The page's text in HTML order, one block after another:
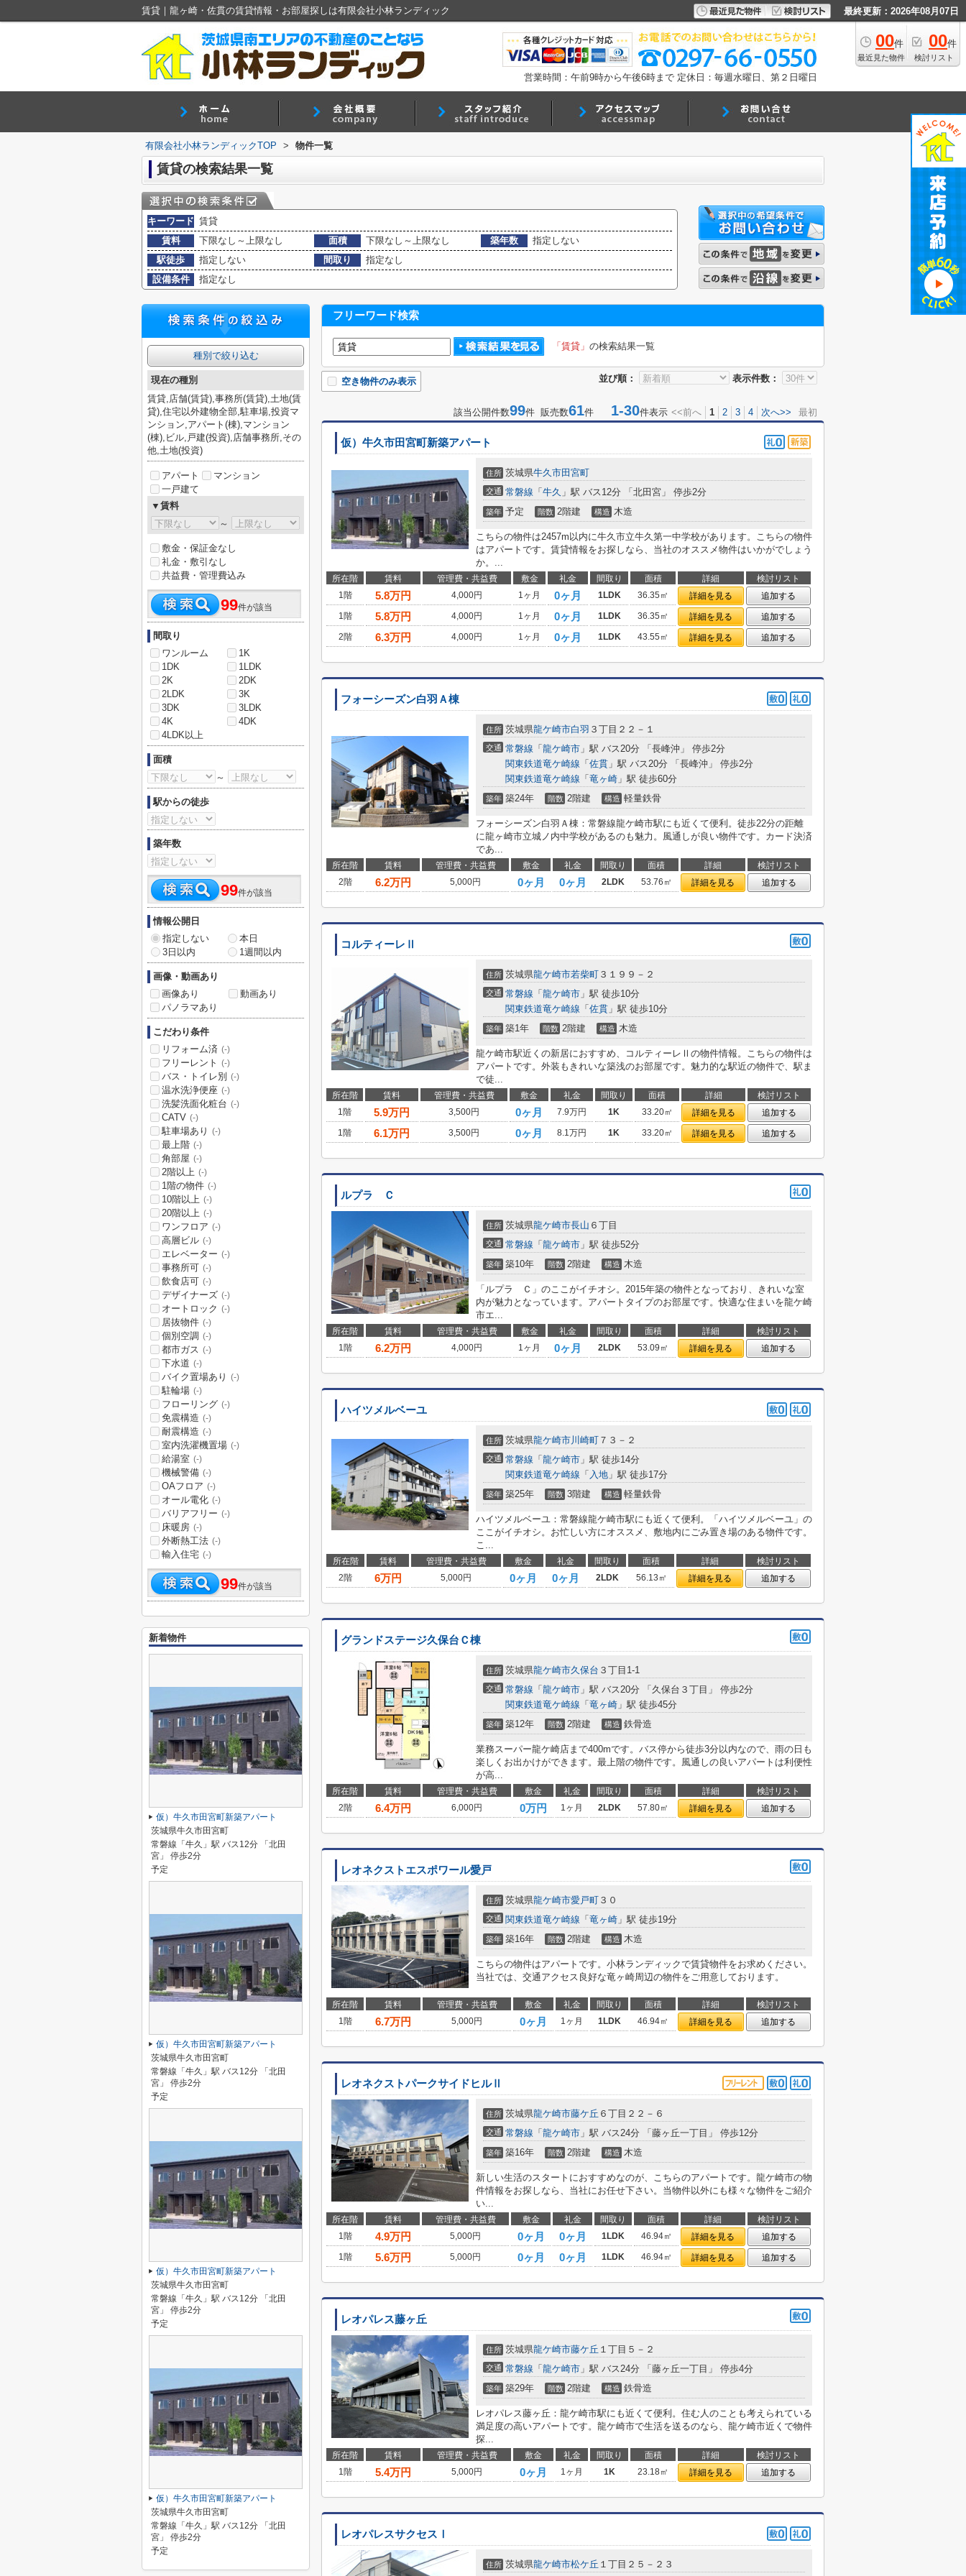
賃貸｜龍ヶ崎・佐貫の賃貸情報・お部屋探しは有限会社小林ランディック 最終更新：2026年08月07日
00件
最近見た物件
00件
検討リスト
営業時間：午前9時から午後6時まで 定休日：毎週水曜日、第２日曜日
有限会社小林ランディックTOP > 物件一覧
賃貸の検索結果一覧
キーワード 賃貸
賃料
下限なし～上限なし 面積 下限なし～上限なし 築年数
指定しない
駅徒歩
指定しない 間取り
指定なし
設備条件
指定なし
フリーワード検索
「賃貸」 の検索結果一覧
並び順： 表示件数：
空き物件のみ表示
該当公開件数99件 販売数61件 1-30件表示 <<前へ 1 2 3 4 次へ>> 最初
仮）牛久市田宮町新築アパート
住所 茨城県牛久市田宮町
交通 常磐線 「 牛久 」駅 バス12分 「北田宮」 停歩2分
築年 予定 階数 2階建 構造 木造
こちらの物件は2457m以内に牛久市立牛久第一中学校があります。こちらの物件
はアパートです。賃貸情報をお探しなら、当社のオススメ物件はいかがでしょう
か。...
所在階 賃料 管理費・共益費 敷金 礼金 間取り 面積 詳細
検討リスト
1階
5.8万円 4,000円 1ヶ月 0ヶ月 1LDK 36.35㎡ 詳細を見る
追加する
1階
5.8万円 4,000円 1ヶ月 0ヶ月 1LDK 36.35㎡ 詳細を見る
追加する
2階
6.3万円 4,000円 1ヶ月 0ヶ月 1LDK 43.55㎡ 詳細を見る 追加する
フォーシーズン白羽Ａ棟
住所 茨城県龍ケ崎市白羽 ３丁目２２－１
交通 常磐線 「 龍ケ崎市 」駅 バス20分 「長峰沖」 停歩2分
関東鉄道竜ケ崎線 「 佐貫 」駅 バス20分 「長峰沖」 停歩2分
関東鉄道竜ケ崎線 「 竜ヶ崎 」駅 徒歩60分
築年 築24年 階数 2階建 構造 軽量鉄骨
フォーシーズン白羽Ａ棟：常磐線龍ケ崎市駅にも近くて便利。徒歩22分の距離
に龍ヶ崎市立城ノ内中学校があるのも魅力。風通しが良い物件です。カード決済
であ...
所在階 賃料 管理費・共益費 敷金 礼金 間取り 面積 詳細
検討リスト
2階
6.2万円 5,000円 0ヶ月 0ヶ月 2LDK 53.76㎡ 詳細を見る 追加する
コルティーレⅡ
住所 茨城県龍ケ崎市若柴町 ３１９９－２
交通 常磐線 「 龍ケ崎市 」駅 徒歩10分
関東鉄道竜ケ崎線 「 佐貫 」駅 徒歩10分
築年 築1年 階数 2階建 構造 木造
龍ケ崎市駅近くの新居におすすめ、コルティーレⅡの物件情報。こちらの物件は
アパートです。外装もきれいな築浅のお部屋です。魅力的な駅近の物件で、駅ま
で徒...
所在階 賃料 管理費・共益費 敷金 礼金 間取り 面積 詳細
検討リスト
1階
5.9万円 3,500円 0ヶ月 7.9万円 1K 33.20㎡ 詳細を見る
追加する
1階
6.1万円 3,500円 0ヶ月 8.1万円 1K 33.20㎡ 詳細を見る 追加する
ルプラ Ｃ
住所 茨城県龍ケ崎市長山 ６丁目
交通 常磐線 「 龍ケ崎市 」駅 徒歩52分
築年 築10年 階数 2階建 構造 木造
「ルプラ Ｃ」のここがイチオシ。2015年築の物件となっており、きれいな室
内が魅力となっています。アパートタイプのお部屋です。快適な住まいを龍ケ崎
市エ...
所在階 賃料 管理費・共益費 敷金 礼金 間取り 面積 詳細
検討リスト
1階
6.2万円 4,000円 1ヶ月 0ヶ月 2LDK 53.09㎡ 詳細を見る 追加する
ハイツメルベーユ
住所 茨城県龍ケ崎市川崎町 ７３－２
交通 常磐線 「 龍ケ崎市 」駅 徒歩14分
関東鉄道竜ケ崎線 「 入地 」駅 徒歩17分
築年 築25年 階数 3階建 構造 軽量鉄骨
ハイツメルベーユ：常磐線龍ケ崎市駅にも近くて便利。「ハイツメルベーユ」の
ここがイチオシ。お忙しい方にオススメ、敷地内にごみ置き場のある物件です。
こ...
所在階 賃料 管理費・共益費 敷金 礼金 間取り 面積 詳細
検討リスト
2階
6万円 5,000円 0ヶ月 0ヶ月 2LDK 56.13㎡ 詳細を見る 追加する
グランドステージ久保台Ｃ棟
住所 茨城県龍ケ崎市久保台 ３丁目1-1
交通 常磐線 「 龍ケ崎市 」駅 バス20分 「久保台３丁目」 停歩2分
関東鉄道竜ケ崎線 「 竜ヶ崎 」駅 徒歩45分
築年 築12年 階数 2階建 構造 鉄骨造
業務スーパー龍ケ崎店まで400mです。バス停から徒歩3分以内なので、雨の日も
楽しくお出かけができます。最上階の物件です。風通しの良いアパートは利便性
が高...
所在階 賃料 管理費・共益費 敷金 礼金 間取り 面積 詳細
検討リスト
2階
6.4万円 6,000円 0万円 1ヶ月 2LDK 57.80㎡ 詳細を見る 追加する
レオネクストエスポワール愛戸
住所 茨城県龍ケ崎市愛戸町 ３０
交通 関東鉄道竜ケ崎線 「 竜ヶ崎 」駅 徒歩19分
築年 築16年 階数 2階建 構造 木造
こちらの物件はアパートです。小林ランディックで賃貸物件をお求めください。
当社では、交通アクセス良好な竜ヶ崎周辺の物件をご用意しております。
所在階 賃料 管理費・共益費 敷金 礼金 間取り 面積 詳細
検討リスト
1階
6.7万円 5,000円 0ヶ月 1ヶ月 1LDK 46.94㎡ 詳細を見る 追加する
レオネクストパークサイドヒルⅡ
住所 茨城県龍ケ崎市藤ケ丘 ６丁目２２－６
交通 常磐線 「 龍ケ崎市 」駅 バス24分 「藤ヶ丘一丁目」 停歩12分
築年 築16年 階数 2階建 構造 木造
新しい生活のスタートにおすすめなのが、こちらのアパートです。龍ケ崎市の物
件情報をお探しなら、当社にお任せ下さい。当物件以外にも様々な物件をご紹介
い...
所在階 賃料 管理費・共益費 敷金 礼金 間取り 面積 詳細
検討リスト
1階
4.9万円 5,000円 0ヶ月 0ヶ月 1LDK 46.94㎡ 詳細を見る
追加する
1階
5.6万円 5,000円 0ヶ月 0ヶ月 1LDK 46.94㎡ 詳細を見る 追加する
レオパレス藤ヶ丘
住所 茨城県龍ケ崎市藤ケ丘 １丁目５－２
交通 常磐線 「 龍ケ崎市 」駅 バス24分 「藤ヶ丘一丁目」 停歩4分
築年 築29年 階数 2階建 構造 鉄骨造
レオパレス藤ヶ丘：龍ケ崎市駅にも近くて便利。住む人のことも考えられている
満足度の高いアパートです。龍ケ崎市で生活を送るのなら、龍ケ崎市近くで物件
探...
所在階 賃料 管理費・共益費 敷金 礼金 間取り 面積 詳細
検討リスト
1階
5.4万円 5,000円 0ヶ月 1ヶ月 1K 23.18㎡ 詳細を見る 追加する
レオパレスサクセスⅠ
住所 茨城県龍ケ崎市松ケ丘 １丁目２５－２３
種別で絞り込む
現在の種別
賃貸,店舗(賃貸),事務所(賃貸),土地(賃
貸),住宅以外建物全部,駐車場,投資マ
ンション,アパート(棟),マンション
(棟),ビル,戸建(投資),店舗事務所,その
他,土地(投資)
アパート
マンション
一戸建て
▼賃料
～
敷金・保証金なし
礼金・敷引なし
共益費・管理費込み
99件が該当
間取り
ワンルーム
1K
1DK
1LDK
2K
2DK
2LDK
3K
3DK
3LDK
4K
4DK
4LDK以上
面積
～
駅からの徒歩
築年数
99件が該当
情報公開日
指定しない
本日
3日以内
1週間以内
画像・動画あり
画像あり
動画あり
パノラマあり
こだわり条件
リフォーム済 (-)
フリーレント (-)
バス・トイレ別 (-)
温水洗浄便座 (-)
洗髪洗面化粧台 (-)
CATV (-)
駐車場あり (-)
最上階 (-)
角部屋 (-)
2階以上 (-)
1階の物件 (-)
10階以上 (-)
20階以上 (-)
ワンフロア (-)
高層ビル (-)
エレベーター (-)
事務所可 (-)
飲食店可 (-)
デザイナーズ (-)
オートロック (-)
居抜物件 (-)
個別空調 (-)
都市ガス (-)
下水道 (-)
バイク置場あり (-)
駐輪場 (-)
フローリング (-)
免震構造 (-)
耐震構造 (-)
室内洗濯機置場 (-)
給湯室 (-)
機械警備 (-)
OAフロア (-)
オール電化 (-)
バリアフリー (-)
床暖房 (-)
外断熱工法 (-)
輸入住宅 (-)
99件が該当
新着物件
仮）牛久市田宮町新築アパート
茨城県牛久市田宮町
常磐線「牛久」駅 バス12分 「北田
宮」 停歩2分
予定
仮）牛久市田宮町新築アパート
茨城県牛久市田宮町
常磐線「牛久」駅 バス12分 「北田
宮」 停歩2分
予定
仮）牛久市田宮町新築アパート
茨城県牛久市田宮町
常磐線「牛久」駅 バス12分 「北田
宮」 停歩2分
予定
仮）牛久市田宮町新築アパート
茨城県牛久市田宮町
常磐線「牛久」駅 バス12分 「北田
宮」 停歩2分
予定